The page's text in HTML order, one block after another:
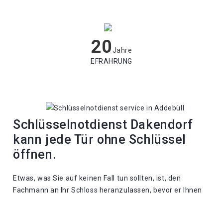
20Jahre
EFRAHRUNG
Schlüsselnotdienst Dakendorf
kann jede Tür ohne Schlüssel
öffnen.
Etwas, was Sie auf keinen Fall tun sollten, ist, den
Fachmann an Ihr Schloss heranzulassen, bevor er Ihnen